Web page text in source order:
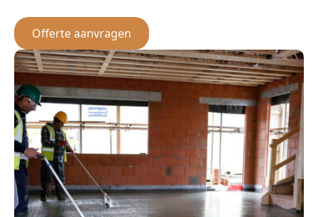
Offerte aanvragen